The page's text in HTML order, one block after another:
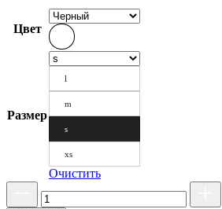
Цвет
Размер
l
m
s
xs
Очистить